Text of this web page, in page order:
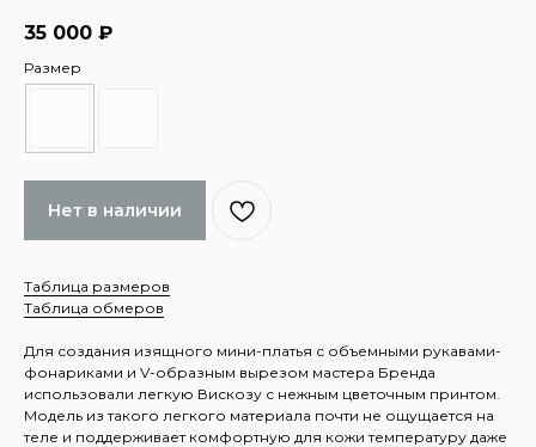
35 000 ₽
Размер
Нет в наличии
Таблица размеров
Таблица обмеров
Для создания изящного мини-платья с объемными рукавами-
фонариками и V-образным вырезом мастера Бренда
использовали легкую Вискозу с нежным цветочным принтом.
Модель из такого легкого материала почти не ощущается на
теле и поддерживает комфортную для кожи температуру даже